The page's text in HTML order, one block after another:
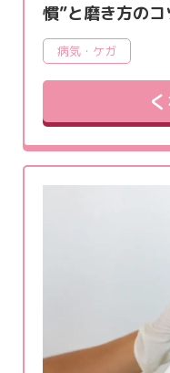
慣”と磨き方のコ
病気・ケガ